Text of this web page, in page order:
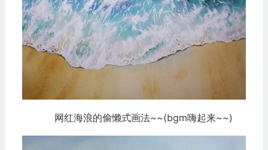
网红海浪的偷懒式画法~~(bgm嗨起来~~)